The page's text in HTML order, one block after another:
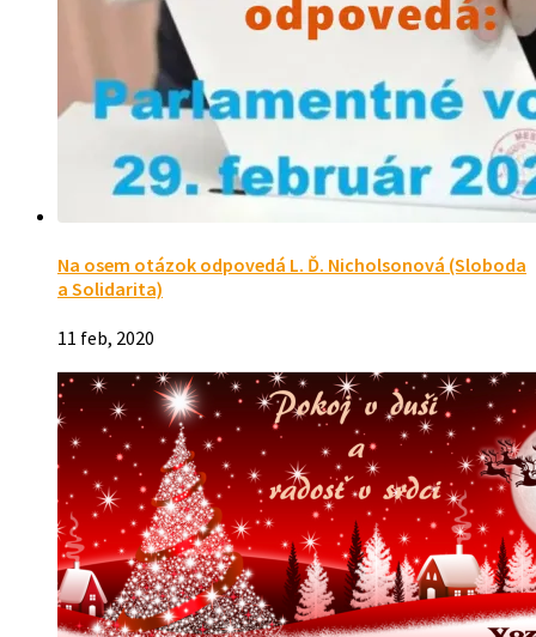
Na osem otázok odpovedá L. Ď. Nicholsonová (Sloboda
a Solidarita)
11 feb, 2020